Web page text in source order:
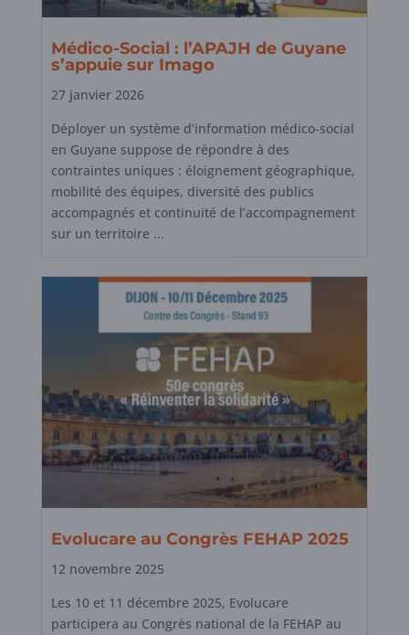
Médico-Social : l’APAJH de Guyane
s’appuie sur Imago
27 janvier 2026
Déployer un système d’information médico-social
en Guyane suppose de répondre à des
contraintes uniques : éloignement géographique,
mobilité des équipes, diversité des publics
accompagnés et continuité de l’accompagnement
sur un territoire ...
Evolucare au Congrès FEHAP 2025
12 novembre 2025
Les 10 et 11 décembre 2025, Evolucare
participera au Congrès national de la FEHAP au